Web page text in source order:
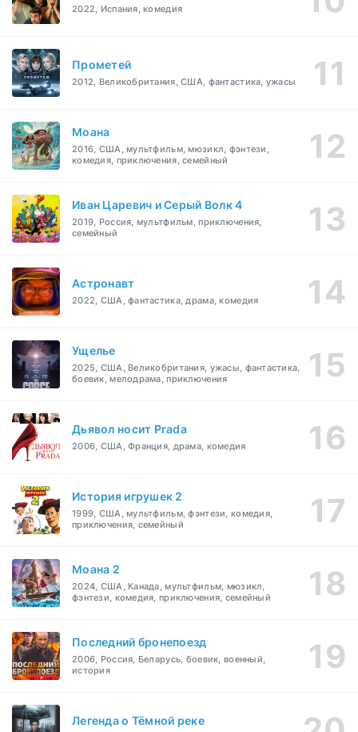
2022, Испания, комедия
Прометей
2012, Великобритания, США, фантастика, ужасы
Моана
2016, США, мультфильм, мюзикл, фэнтези,
комедия, приключения, семейный
Иван Царевич и Серый Волк 4
2019, Россия, мультфильм, приключения,
семейный
Астронавт
2022, США, фантастика, драма, комедия
Ущелье
2025, США, Великобритания, ужасы, фантастика,
боевик, мелодрама, приключения
Дьявол носит Prada
2006, США, Франция, драма, комедия
История игрушек 2
1999, США, мультфильм, фэнтези, комедия,
приключения, семейный
Моана 2
2024, США, Канада, мультфильм, мюзикл,
фэнтези, комедия, приключения, семейный
Последний бронепоезд
2006, Россия, Беларусь, боевик, военный,
история
Легенда о Тёмной реке